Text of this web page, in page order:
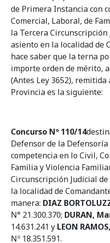
de Primera Instancia con
Comercial, Laboral, de
la Tercera
asiento en la localidad de
hace saber que la terna
importe orden de mérito,
(Antes Ley 3652),
Provincia es la siguiente:
Concurso Nº 110/14
Defensor de la
competencia en lo Civil,
Familia y Violencia
Circunscripción Judicial
la localidad de
manera: DIAZ
N° 21.300.370; DURAN,
14.631.241 y LEON
Nº 18.351.591.